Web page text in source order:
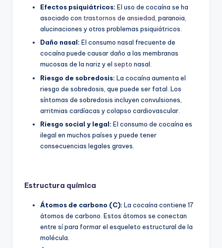
Efectos psiquiátricos: El uso de cocaína se ha
asociado con trastornos de ansiedad, paranoia,
alucinaciones y otros problemas psiquiátricos.
Daño nasal: El consumo nasal frecuente de
cocaína puede causar daño a las membranas
mucosas de la nariz y el septo nasal.
Riesgo de sobredosis: La cocaína aumenta el
riesgo de sobredosis, que puede ser fatal. Los
síntomas de sobredosis incluyen convulsiones,
arritmias cardíacas y colapso cardiovascular.
Riesgo social y legal: El consumo de cocaína es
ilegal en muchos países y puede tener
consecuencias legales graves.
Estructura química
Átomos de carbono (C): La cocaína contiene 17
átomos de carbono. Estos átomos se conectan
entre sí para formar el esqueleto estructural de la
molécula.